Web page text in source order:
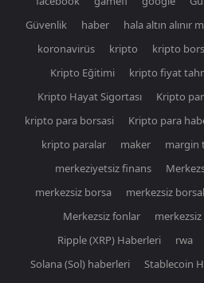
Güvenlik
haber hala altın alınır
koronavirüs
kripto kripto
Kripto Eğitimi
kripto fiyat
Kripto Hayat Sigortası
Kripto
kripto para borsasi
Kripto para
kripto paralar
maker margin
merkeziyetsiz finans
merkezsiz borsa
merkezsiz
Merkezsiz fonlar
Ripple (XRP) Haberleri
rwa
Solana (Sol) haberleri
Stablecoin